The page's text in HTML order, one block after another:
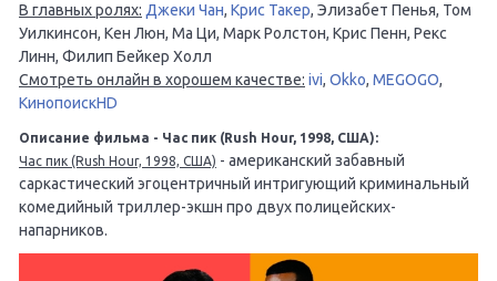
В главных ролях: Джеки Чан, Крис Такер, Элизабет Пенья, Том
Уилкинсон, Кен Люн, Ма Ци, Марк Ролстон, Крис Пенн, Рекс
Линн, Филип Бейкер Холл
Смотреть онлайн в хорошем качестве: ivi, Okko, MEGOGO,
КинопоискHD
Описание фильма - Чaс пик (Rush Hour, 1998, США):
Чaс пик (Rush Hour, 1998, США) - американский забавный
саркастический эгоцентричный интригующий криминальный
комедийный триллер-экшн про двух полицейских-
напарников.